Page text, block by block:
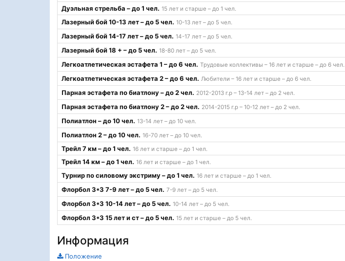
Дуэльная стрельба – до 1 чел. 15 лет и старше – до 1 чел.
Лазерный бой 10-13 лет – до 5 чел. 10-13 лет – до 5 чел.
Лазерный бой 14-17 лет – до 5 чел. 14-17 лет – до 5 чел.
Лазерный бой 18 + – до 5 чел. 18-80 лет – до 5 чел.
Легкоатлетическая эстафета 1 – до 6 чел. Трудовые коллективы – 16 лет и старше – до 6 чел.
Легкоатлетическая эстафета 2 – до 6 чел. Любители – 16 лет и старше – до 6 чел.
Парная эстафета по биатлону – до 2 чел. 2012-2013 г.р – 13-14 лет – до 2 чел.
Парная эстафета по биатлону 2 – до 2 чел. 2014-2015 г.р – 10-12 лет – до 2 чел.
Полиатлон – до 10 чел. 13-14 лет – до 10 чел.
Полиатлон 2 – до 10 чел. 16-70 лет – до 10 чел.
Трейл 7 км – до 1 чел. 16 лет и старше – до 1 чел.
Трейл 14 км – до 1 чел. 16 лет и старше – до 1 чел.
Турнир по силовому экстриму – до 1 чел. 16 лет и старше – до 1 чел.
Флорбол 3*3 7-9 лет – до 5 чел. 7-9 лет – до 5 чел.
Флорбол 3*3 10-14 лет – до 5 чел. 10-14 лет – до 5 чел.
Флорбол 3*3 15 лет и ст – до 5 чел. 15 лет и старше – до 5 чел.
Информация
Положение